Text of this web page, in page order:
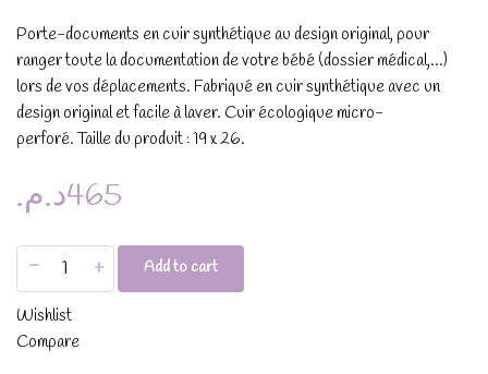
Porte-documents en cuir synthétique au design original, pour
ranger toute la documentation de votre bébé (dossier médical,…)
lors de vos déplacements. Fabriqué en cuir synthétique avec un
design original et facile à laver. Cuir écologique micro-
perforé.Taille du produit : 19 x 26.
465د.م.
- + Add to cart
Wishlist
Compare